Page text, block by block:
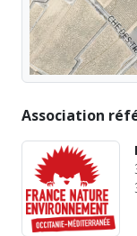
Association